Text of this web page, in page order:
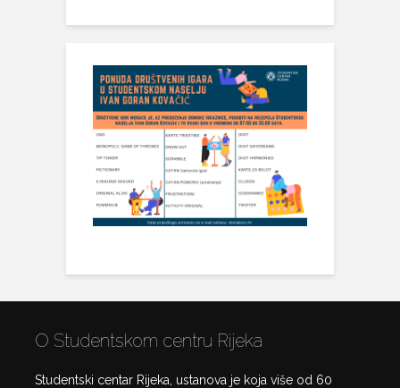
O Studentskom centru Rijeka
Studentski centar Rijeka, ustanova je koja više od 60